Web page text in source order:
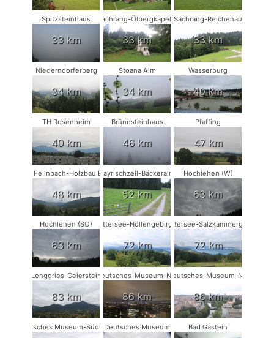
Spitzsteinhaus
33 km
Sachrang-Ölbergkapelle
33 km
Sachrang-Reichenau
33 km
Niederndorferberg
34 km
Stoana Alm
34 km
Wasserburg
40 km
TH Rosenheim
40 km
Brünnsteinhaus
46 km
Pfaffing
47 km
Bad Feilnbach-Holzbau Eder
48 km
Bayrischzell-Bäckeralm
52 km
Hochlehen (W)
63 km
Hochlehen (SO)
63 km
Attersee-Höllengebirge
72 km
Attersee-Salzkammergut
72 km
Lenggries-Geierstein
83 km
Deutsches-Museum-NW
86 km
Deutsches-Museum-NO
86 km
Deutsches Museum-SüdwestDeutsches Museum Bad Gastein